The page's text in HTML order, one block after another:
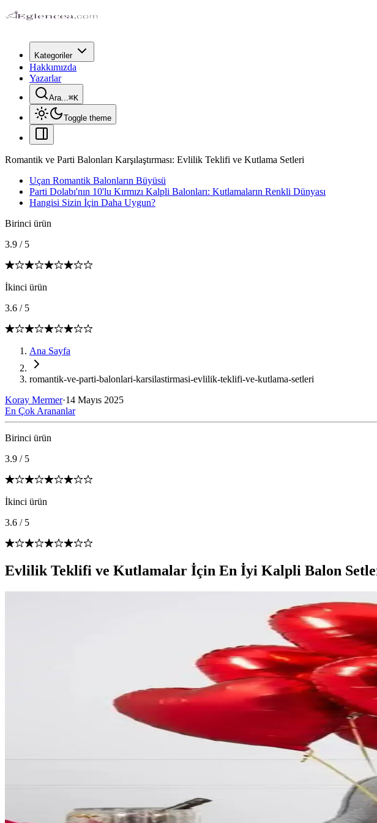
Kategoriler
Hakkımızda
Yazarlar
Ara...⌘K
Toggle theme
Romantik ve Parti Balonları Karşılaştırması: Evlilik Teklifi ve Kutlama Setleri
Uçan Romantik Balonların Büyüsü
Parti Dolabı'nın 10'lu Kırmızı Kalpli Balonları: Kutlamaların Renkli Dünyası
Hangisi Sizin İçin Daha Uygun?
Birinci ürün
3.9 / 5
İkinci ürün
3.6 / 5
Ana Sayfa
romantik-ve-parti-balonlari-karsilastirmasi-evlilik-teklifi-ve-kutlama-setleri
Koray Mermer·14 Mayıs 2025
En Çok Arananlar
Birinci ürün
3.9 / 5
İkinci ürün
3.6 / 5
Evlilik Teklifi ve Kutlamalar İçin En İyi Kalpli Balon